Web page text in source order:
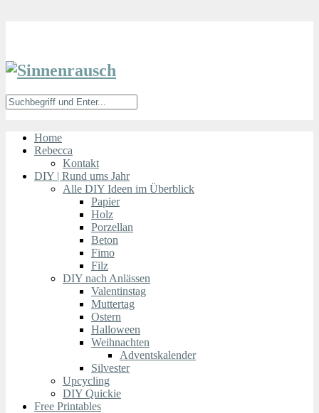
Home
Rebecca
Kontakt
DIY | Rund ums Jahr
Alle DIY Ideen im Überblick
Papier
Holz
Porzellan
Beton
Fimo
Filz
DIY nach Anlässen
Valentinstag
Muttertag
Ostern
Halloween
Weihnachten
Adventskalender
Silvester
Upcycling
DIY Quickie
Free Printables